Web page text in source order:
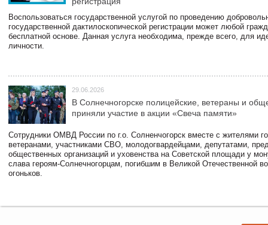
Воспользоваться государственной услугой по проведению
государственной дактилоскопической регистрации может любой
бесплатной основе. Данная услуга необходима, прежде всего, для
личности.
29.06.2026
В Солнечногорске полицейские, ветераны и
приняли участие в акции «Свеча памяти»
Сотрудники ОМВД России по г.о. Солненчогорск вместе с жителями
ветеранами, участниками СВО, молодогвардейцами, депутатами,
общественных организаций и уховенства на Советской площади у
слава героям-Солнечногорцам, погибшим в Великой Отечественной
огоньков.